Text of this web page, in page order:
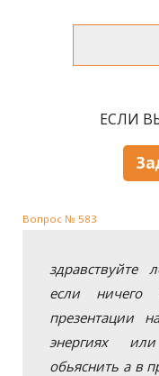
ЕСЛИ
Вопрос № 583
здравствуйте
если
презентации
энергиях
обьяснить а в